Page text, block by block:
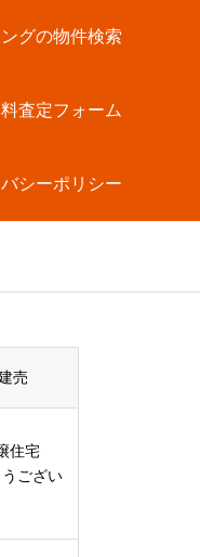
グの物件検索
査定フォーム
シーポリシー
売
住宅
ござい